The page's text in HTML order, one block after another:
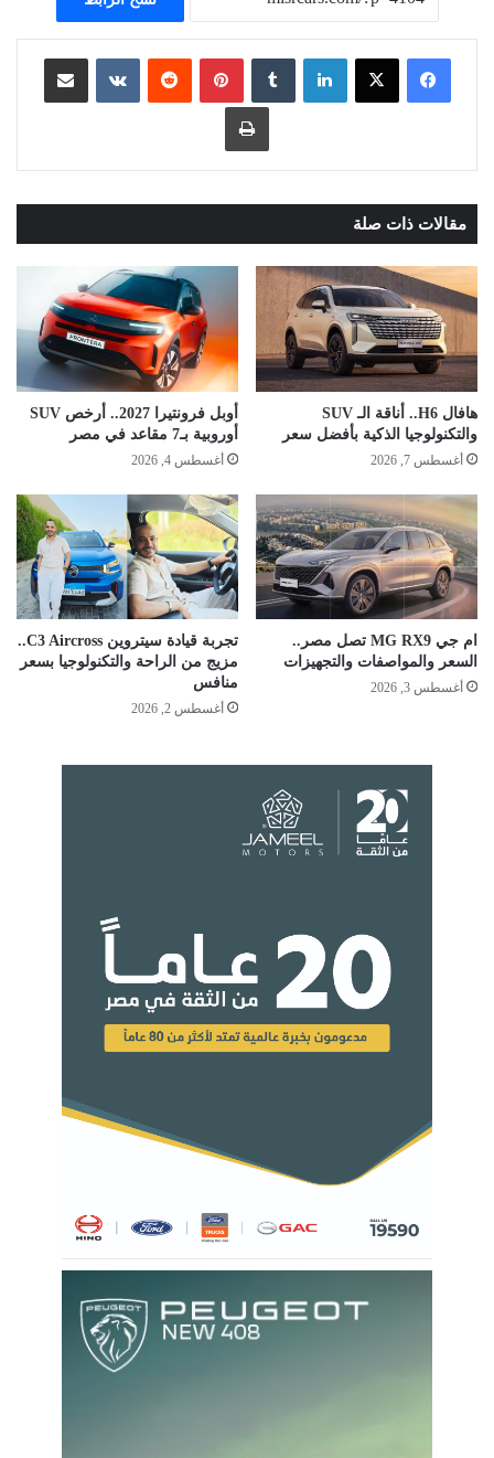
لينكدإن ‏Tumblr بينتيريست
‏Reddit
‏VKontakte مشاركة عبر البريد
طباعة
مقالات ذات صلة
هافال H6.. أناقة الـ SUV
والتكنولوجيا الذكية بأفضل سعر
أغسطس 7, 2026
أوبل فرونتيرا 2027.. أرخص SUV
أوروبية بـ7 مقاعد في مصر
أغسطس 4, 2026
ام جي MG RX9 تصل مصر..
السعر والمواصفات والتجهيزات
أغسطس 3, 2026
تجربة قيادة سيتروين C3 Aircross..
مزيج من الراحة والتكنولوجيا بسعر
منافس
أغسطس 2, 2026